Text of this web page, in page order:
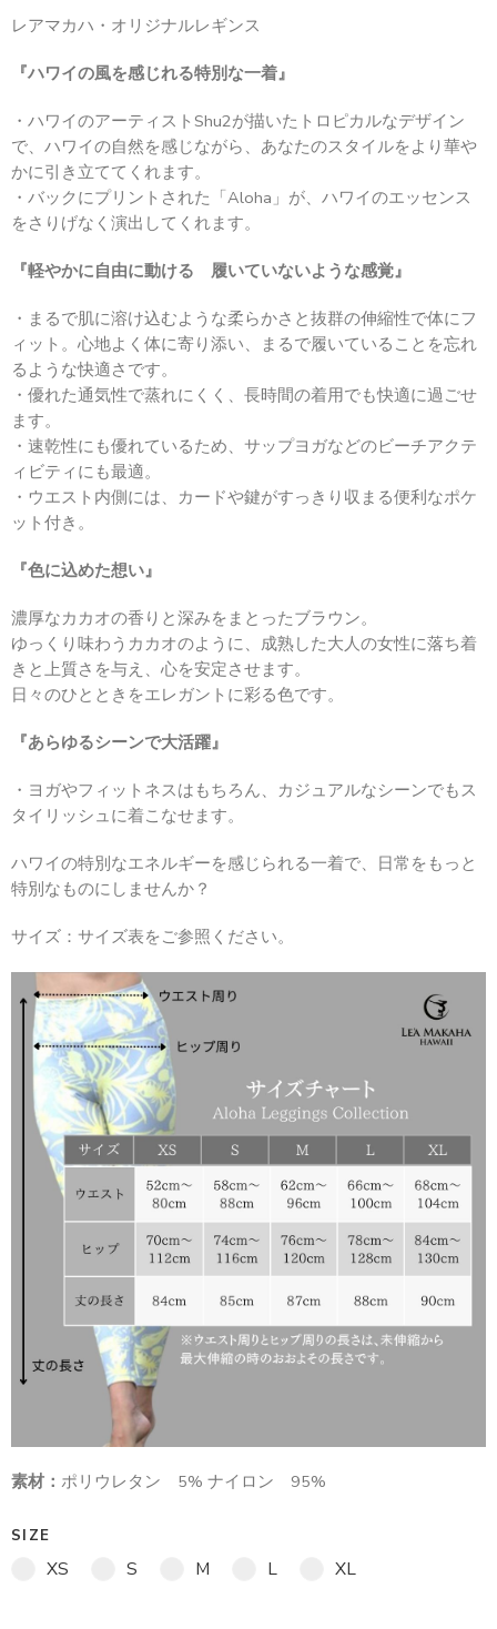
レアマカハ・オリジナルレギンス
『ハワイの風を感じれる特別な一着』
・ハワイのアーティストShu2が描いたトロピカルなデザイン
で、ハワイの自然を感じながら、あなたのスタイルをより華や
かに引き立ててくれます。
・バックにプリントされた「Aloha」が、ハワイのエッセンス
をさりげなく演出してくれます。
『軽やかに自由に動ける 履いていないような感覚』
・まるで肌に溶け込むような柔らかさと抜群の伸縮性で体にフ
ィット。心地よく体に寄り添い、まるで履いていることを忘れ
るような快適さです。
・優れた通気性で蒸れにくく、長時間の着用でも快適に過ごせ
ます。
・速乾性にも優れているため、サップヨガなどのビーチアクテ
ィビティにも最適。
・ウエスト内側には、カードや鍵がすっきり収まる便利なポケ
ット付き。
『色に込めた想い』
濃厚なカカオの香りと深みをまとったブラウン。
ゆっくり味わうカカオのように、成熟した大人の女性に落ち着
きと上質さを与え、心を安定させます。
日々のひとときをエレガントに彩る色です。
『あらゆるシーンで大活躍』
・ヨガやフィットネスはもちろん、カジュアルなシーンでもス
タイリッシュに着こなせます。
ハワイの特別なエネルギーを感じられる一着で、日常をもっと
特別なものにしませんか？
サイズ：サイズ表をご参照ください。
素材： ポリウレタン 5% ナイロン 95%
SIZE
XS S M L XL